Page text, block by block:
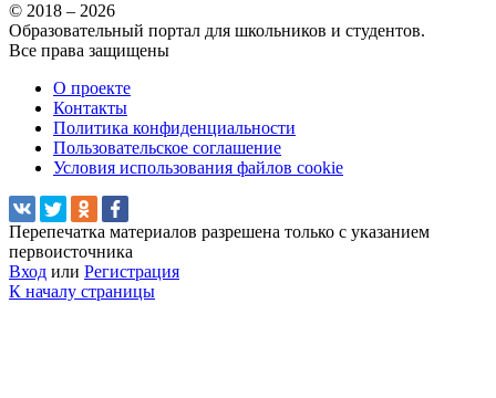
© 2018 – 2026
Образовательный портал для школьников и студентов.
Все права защищены
О проекте
Контакты
Политика конфиденциальности
Пользовательское соглашение
Условия использования файлов cookie
Перепечатка материалов разрешена только с указанием
первоисточника
Вход или Регистрация
К началу страницы